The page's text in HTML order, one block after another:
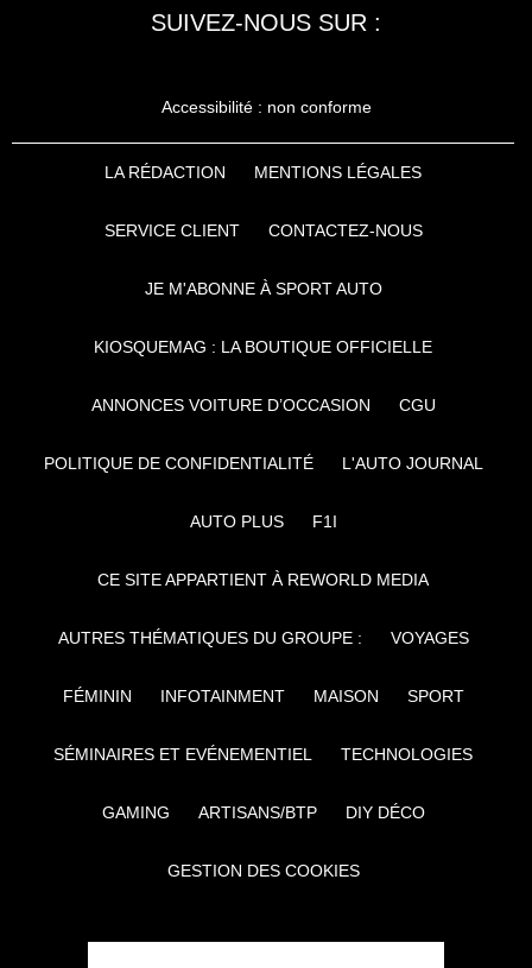
SUIVEZ-NOUS SUR :
Accessibilité : non conforme
LA RÉDACTION MENTIONS LÉGALES
SERVICE CLIENT CONTACTEZ-NOUS
JE M'ABONNE À SPORT AUTO
KIOSQUEMAG : LA BOUTIQUE OFFICIELLE
ANNONCES VOITURE D’OCCASION CGU
POLITIQUE DE CONFIDENTIALITÉ L'AUTO JOURNAL
AUTO PLUS F1I
CE SITE APPARTIENT À REWORLD MEDIA
AUTRES THÉMATIQUES DU GROUPE : VOYAGES
FÉMININ INFOTAINMENT MAISON SPORT
SÉMINAIRES ET EVÉNEMENTIEL TECHNOLOGIES
GAMING ARTISANS/BTP DIY DÉCO
GESTION DES COOKIES